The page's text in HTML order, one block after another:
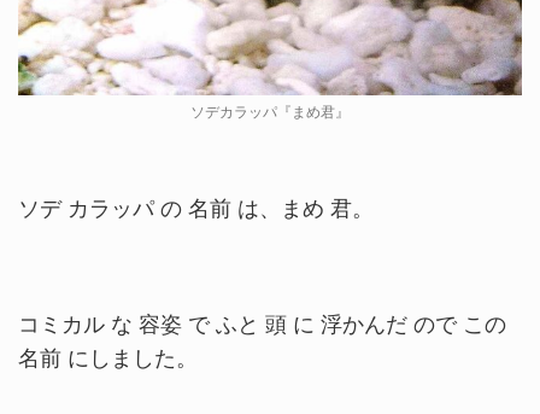
ソデカラッパ『まめ君』
ソデ カラッパ の 名前 は、まめ 君。
コミカル な 容姿 で ふと 頭 に 浮かんだ ので この
名前 にしました。